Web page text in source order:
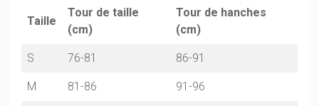
Taille
Tour de taille
(cm)
Tour de hanches
(cm)
S 76-81 86-91
M 81-86 91-96